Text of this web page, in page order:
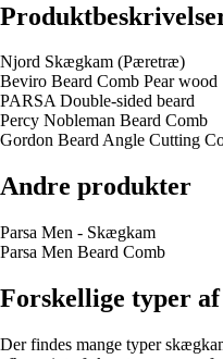
Njord Skægkam (Pæretræ)
Beviro Beard Comb Pear wood
PARSA Double-sided beard
Percy Nobleman Beard Comb
Gordon Beard Angle Cutting
Andre produkter
Parsa Men - Skægkam
Parsa Men Beard Comb
Forskellige typer
Der findes mange typer